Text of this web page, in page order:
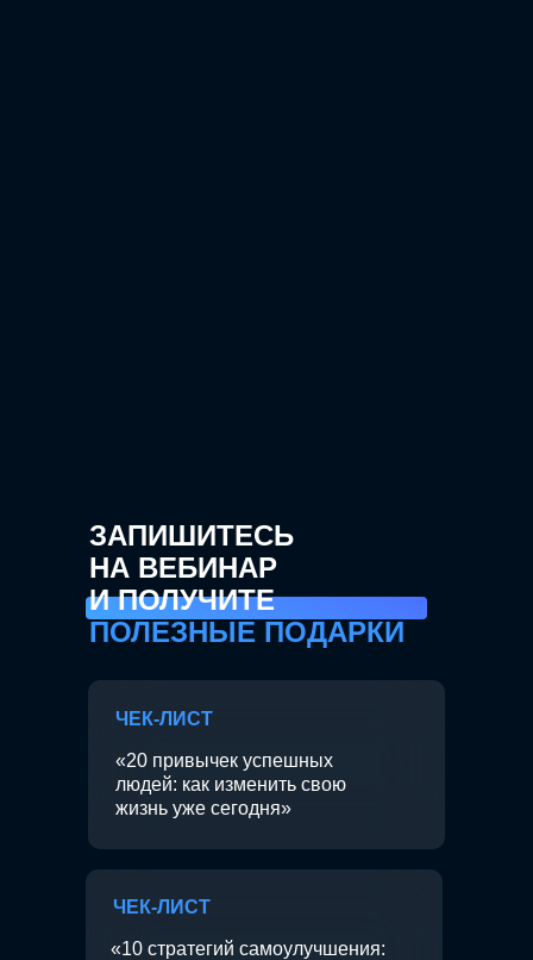
ЗАПИШИТЕСЬ
НА ВЕБИНАР
И ПОЛУЧИТЕ
ПОЛЕЗНЫЕ ПОДАРКИ
ЧЕК-ЛИСТ
«20 привычек успешных
людей: как изменить свою
жизнь уже сегодня»
ЧЕК-ЛИСТ
«10 стратегий самоулучшения: